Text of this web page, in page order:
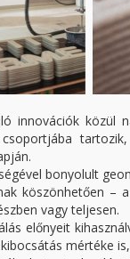
innovációk közül
csoportjába
bonyolult
köszönhetően –
vagy teljesen.
előnyeit
mértéke